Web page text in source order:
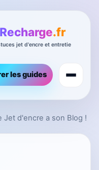
les guides
Jet d'encre a son Blog !